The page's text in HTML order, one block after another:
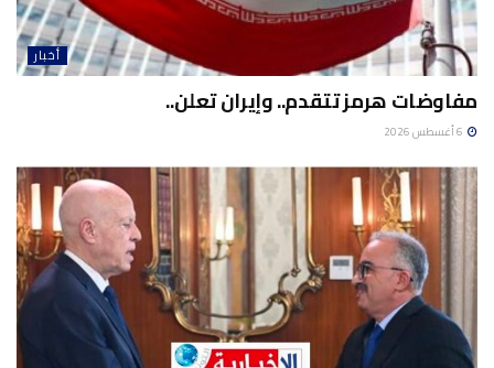
أخبار
مفاوضات هرمز تتقدم.. وإيران تعلن..